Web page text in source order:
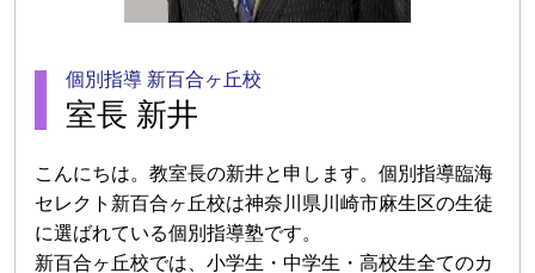
個別指導 新百合ヶ丘校
室長 新井
こんにちは。教室長の新井と申します。個別指導臨海
セレクト新百合ヶ丘校は神奈川県川崎市麻生区の生徒
に選ばれている個別指導塾です。
新百合ヶ丘校では、小学生・中学生・高校生全てのカ